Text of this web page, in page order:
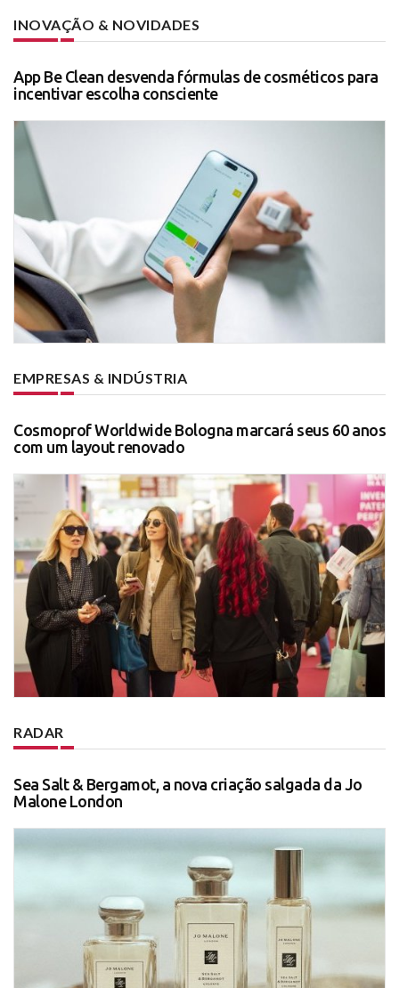
INOVAÇÃO & NOVIDADES
App Be Clean desvenda fórmulas de cosméticos para
incentivar escolha consciente
EMPRESAS & INDÚSTRIA
Cosmoprof Worldwide Bologna marcará seus 60 anos
com um layout renovado
RADAR
Sea Salt & Bergamot, a nova criação salgada da Jo
Malone London